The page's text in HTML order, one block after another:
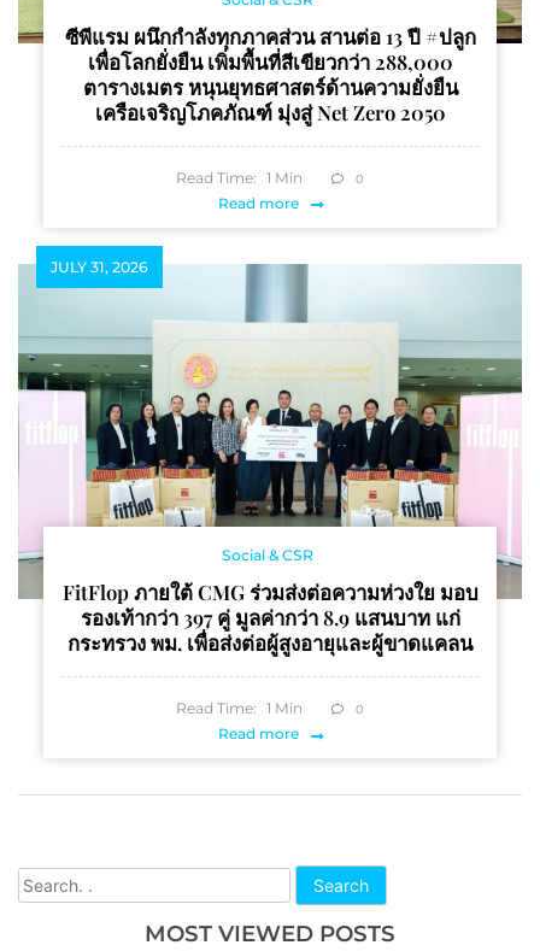
Search
MOST VIEWED POSTS
ซีพีแรม ผนึกกำลังทุกภาคส่วน สานต่อ 13 ปี #ปลูก
เพื่อโลกยั่งยืน เพิ่มพื้นที่สีเขียวกว่า 288,000
ตารางเมตร หนุนยุทธศาสตร์ด้านความยั่งยืน
เครือเจริญโภคภัณฑ์ มุ่งสู่ Net Zero 2050
Read Time: 1 Min 0
Read more
JULY 31, 2026
Social & CSR
FitFlop ภายใต้ CMG ร่วมส่งต่อความห่วงใย มอบ
รองเท้ากว่า 397 คู่ มูลค่ากว่า 8.9 แสนบาท แก่
กระทรวง พม. เพื่อส่งต่อผู้สูงอายุและผู้ขาดแคลน
Read Time: 1 Min 0
Read more